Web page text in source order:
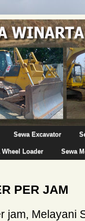
Sewa Excavator
Wheel Loader Sewa
PER JAM
jam, Melayani